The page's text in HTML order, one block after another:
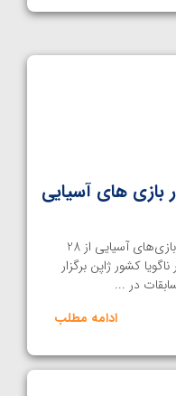
های آسیایی
اختصاصی خانه کشتی| بیستمین دوره بازی‌های آسیایی از 28
16 روز در شهر ناگویا کشور ژاپن برگزار
در ...
ادامه مطلب